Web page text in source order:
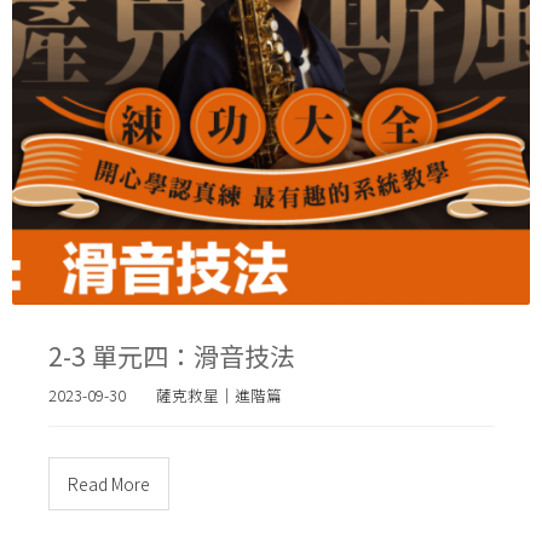
2-3 單元四：滑音技法
2023-09-30 薩克救星｜進階篇
Read More